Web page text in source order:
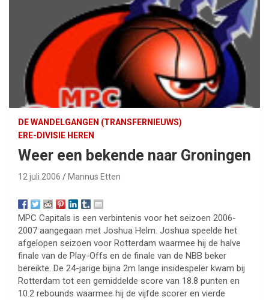
DE WANDELGANGEN (TRANSFERNIEUWS)
ERE-DIVISIE HEREN
Weer een bekende naar Groningen
12 juli 2006 Mannus Etten
MPC Capitals is een verbintenis voor het seizoen 2006-
2007 aangegaan met Joshua Helm. Joshua speelde het
afgelopen seizoen voor Rotterdam waarmee hij de halve
finale van de Play-Offs en de finale van de NBB beker
bereikte. De 24-jarige bijna 2m lange insidespeler kwam bij
Rotterdam tot een gemiddelde score van 18.8 punten en
10.2 rebounds waarmee hij de vijfde scorer en vierde